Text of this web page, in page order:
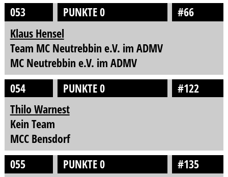
053
PUNKTE 0
#66
Klaus Hensel
Team MC Neutrebbin e.V. im ADMV
MC Neutrebbin e.V. im ADMV
054
PUNKTE 0
#122
Thilo Warnest
Kein Team
MCC Bensdorf
055
PUNKTE 0
#135